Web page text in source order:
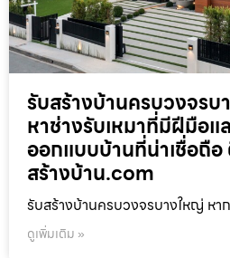
รับสร้างบ้านครบวงจร
หาช่างรับเหมาที่มีฝีมือแ
ออกแบบบ้านที่น่าเชื่อถือ
สร้างบ้าน.com
รับสร้างบ้านครบวงจรบางใหญ่ หา
ดูเพิ่มเติม »